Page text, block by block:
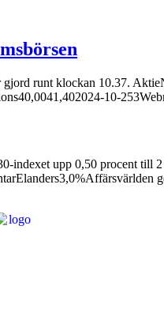
runt klockan 10.37.
10-
indexet upp 0,50 procent